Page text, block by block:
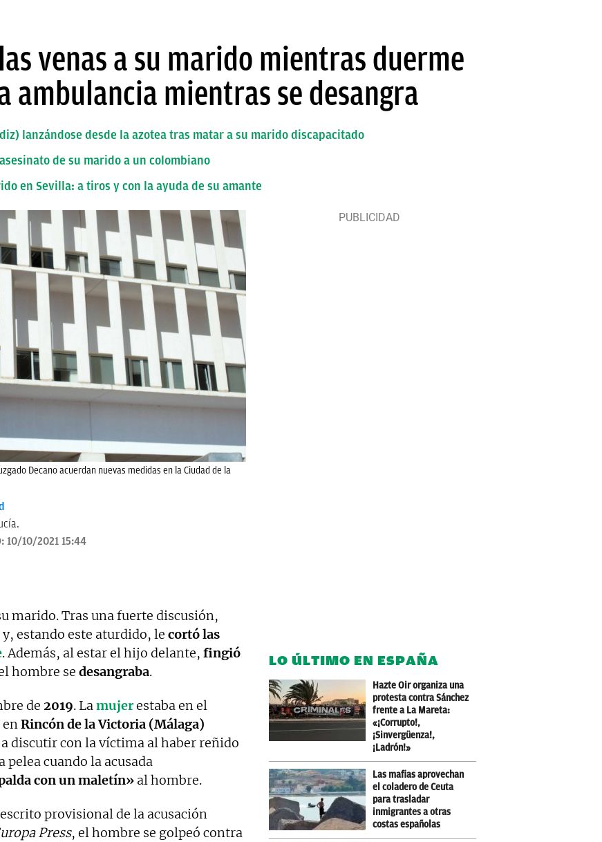
venas a su marido mientras duerme
ambulancia mientras se desangra
lanzándose desde la azotea tras matar a su marido discapacitado
de su marido a un colombiano
en Sevilla: a tiros y con la ayuda de su amante
Decano acuerdan nuevas medidas en la Ciudad de la
10/10/2021 15:44
marido. Tras una fuerte discusión,
y, estando este aturdido, le cortó las
. Además, al estar el hijo delante, fingió
hombre se desangraba.
de 2019. Lamujerestaba en el
Rincón de la Victoria (Málaga)
discutir con la víctima al haber reñido
cuando la acusada
con un maletín» al hombre.
provisional de la acusación
Press, el hombre se golpeó contra
LO ÚLTIMO EN ESPAÑA
Hazte Oir organiza una
protesta contra Sánchez
frente a La Mareta:
«¡Corrupto!,
¡Sinvergüenza!,
¡Ladrón!»
Las mafias aprovechan
el coladero de Ceuta
para trasladar
inmigrantes a otras
costas españolas